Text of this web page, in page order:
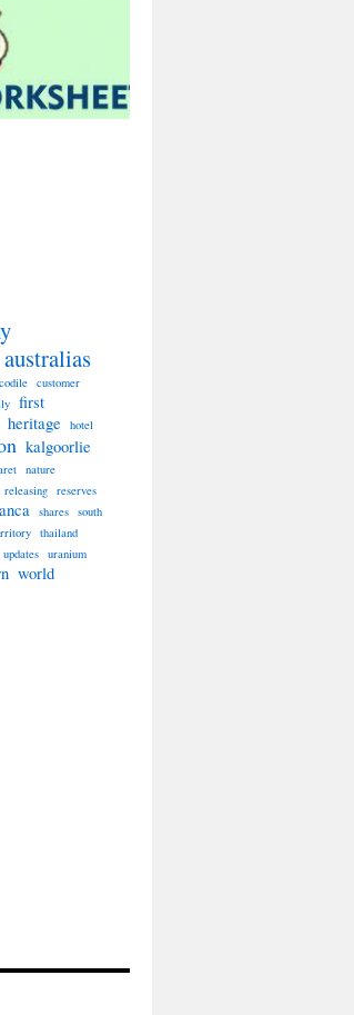
australias
customer
first
heritage
hotel
kalgoorlie
nature
releasing reserves
shares south
thailand
updates uranium
world